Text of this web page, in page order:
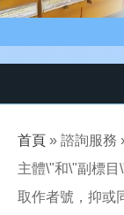
您在這裡
首頁 » 諮詢服務
主體\"和\"副標
取作者號，抑或